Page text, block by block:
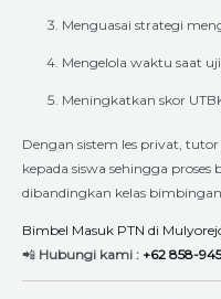
Menguasai strategi
Mengelola waktu saat
Meningkatkan skor
Dengan sistem les privat,
kepada siswa sehingga
dibandingkan kelas
Bimbel Masuk PTN di
📲 Hubungi kami : +62 858-